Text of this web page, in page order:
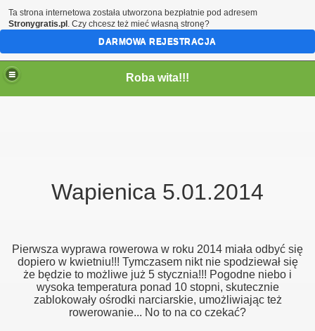
Roba wita!!!
Wapienica 5.01.2014
Pierwsza wyprawa rowerowa w roku 2014 miała odbyć się
dopiero w kwietniu!!! Tymczasem nikt nie spodziewał się
że będzie to możliwe już 5 stycznia!!! Pogodne niebo i
wysoka temperatura ponad 10 stopni, skutecznie
zablokowały ośrodki narciarskie, umożliwiając też
rowerowanie... No to na co czekać?
Ta strona internetowa została utworzona bezpłatnie pod adresem
Stronygratis.pl . Czy chcesz też mieć własną stronę?
DARMOWA REJESTRACJA